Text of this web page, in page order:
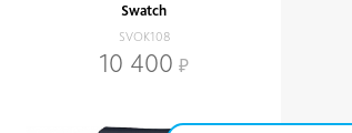
Swatch
SVOK108
10 400